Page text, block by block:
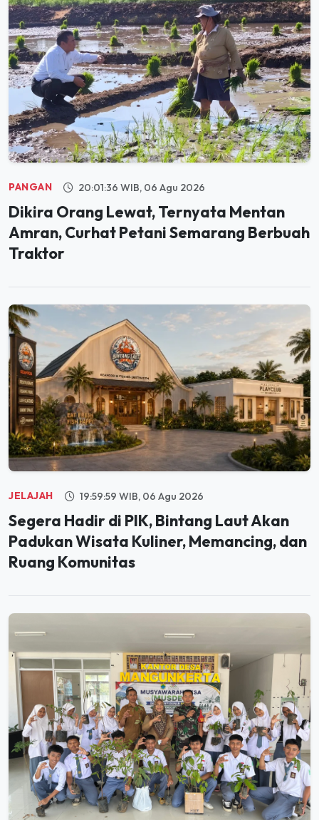
PANGAN 20:01:36 WIB, 06 Agu 2026
Dikira Orang Lewat, Ternyata Mentan
Amran, Curhat Petani Semarang Berbuah
Traktor
JELAJAH 19:59:59 WIB, 06 Agu 2026
Segera Hadir di PIK, Bintang Laut Akan
Padukan Wisata Kuliner, Memancing, dan
Ruang Komunitas